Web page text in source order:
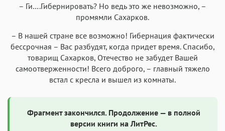
– Ги….Гибернировать? Но ведь это же невозможно, –
промямли Сахарков.
– В нашей стране все возможно! Гибернация фактически
бессрочная – Вас разбудят, когда придет время. Спасибо,
товарищ Сахарков, Отечество не забудет Вашей
самоотверженности! Всего доброго, – главный тяжело
встал с кресла и вышел из комнаты.
Фрагмент закончился. Продолжение — в полной
версии книги на ЛитРес.